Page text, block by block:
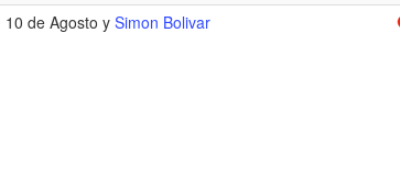
10 de Agosto y Simon Bolivar